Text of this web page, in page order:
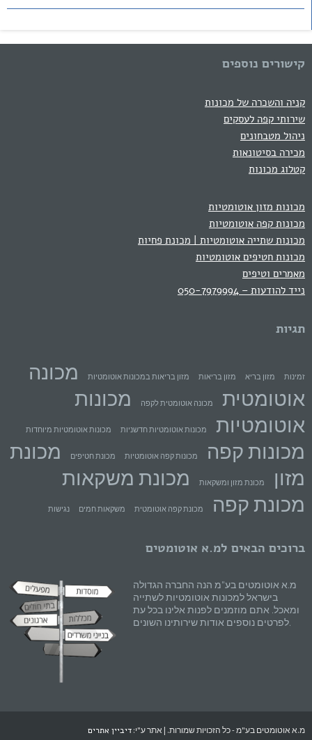
קישורים נוספים
קניה והשכרה של מכונות
שירותי קפה לעסקים
ניהול מטבחונים
מכירה בסיטונאות
קטלוג מכונות
מכונות מזון אוטומטיות
מכונות קפה אוטומטיות
מכונות שתייה אוטומטיות | מכונת פחיות
מכונות חטיפים אוטומטיות
מאמרים וטיפים
נייד להודעות – 050-7979994
תגיות
זמינות מזון בריא מזון בריאות מזון בריאות במכונות אוטומטיות
מכונה
אוטומטית
מכונה אוטומטית לקפה
מכונות
אוטומטיות
מכונות אוטומטיות חדשניות מכונות אוטומטיות מיוחדות
מכונות קפה מכונות קפה אוטומטיות מכונת חטיפים
מכונת
מזון
מכונת מזון ומשקאות
מכונת משקאות
מכונת קפה
מכונת קפה אוטומטית משקאות חמים נגישות
ברוכים הבאים למ.א אוטומטים
מ.א אוטומטים בע"מ הנה החברה הגדולה
בישראל למכונות אוטומטיות לשתייה
ומאכל. אתם מוזמנים לפנות אלינו בכל עת
לפרטים נוספים אודות שירותינו השונים.
מ.א אוטומטים בע"מ - כל הזכויות שמורות. | אתר ע"י: דיביין אתרים